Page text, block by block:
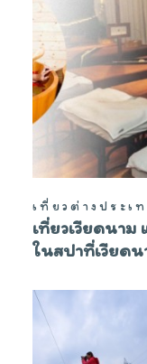
เที่ยวต่างประเ
เที่ยวเวียดนาม
ในสปาที่เวียดน